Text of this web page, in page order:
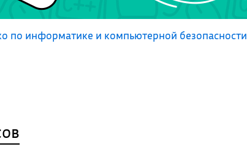
по информатике и компьютерной безопасности